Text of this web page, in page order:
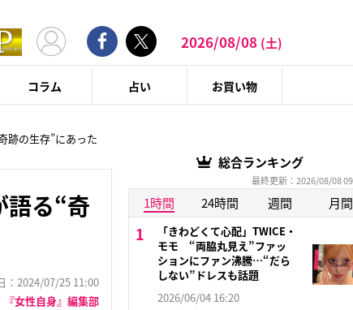
2026/08/08 (土)
コラム 占い お買い物
跡の生存”にあった
語る“奇
：2024/07/25 11:00
『女性自身』編集部
総合ランキング
最終更新：2026/08/08
1時間 24時間 週間 月間
「きわどくて心配」TWICE・
モモ “両脇丸見え”ファッ
ションにファン沸騰…“だら
しない”ドレスも話題
2026/06/04 16:20